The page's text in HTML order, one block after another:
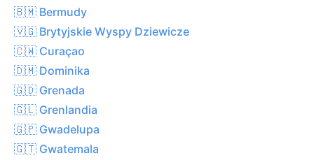
🇧🇲 Bermudy
🇻🇬 Brytyjskie Wyspy Dziewicze
🇨🇼 Curaçao
🇩🇲 Dominika
🇬🇩 Grenada
🇬🇱 Grenlandia
🇬🇵 Gwadelupa
🇬🇹 Gwatemala